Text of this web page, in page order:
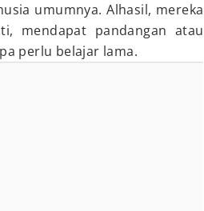
umumnya. Alhasil, mereka
mendapat pandangan atau
perlu belajar lama.